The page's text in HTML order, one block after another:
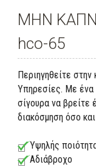
ΜΗΝ
hco-65
Περιηγηθείτε
Υπηρεσίες. Με ένα
σίγουρα να βρείτε
διακόσμηση όσο
Υψηλής
Αδιάβροχο